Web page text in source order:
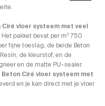
Ciré vloer systeem met veel
pakket bevat per m² 750
fijne toeslag, de beide Beton
de kleurstof, en de
en de matte PU-sealer.
Beton Ciré vloer systeem met
en je kan direct met je vloer